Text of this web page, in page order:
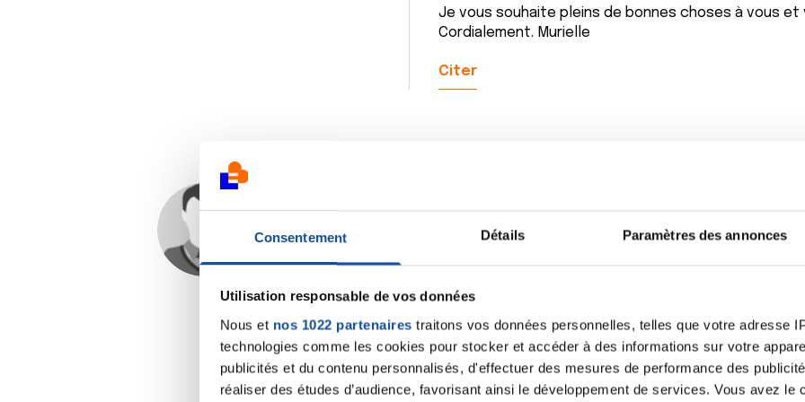
Consentement Détails Paramètres des annonces
Utilisation responsable de vos données
Nous et nos 1022 partenaires traitons vos données personnelles, telles que votre adresse
technologies comme les cookies pour stocker et accéder à des informations sur votre
publicités et du contenu personnalisés, d'effectuer des mesures de performance des
réaliser des études d’audience, favorisant ainsi le développement de services. Vous avez le
Je vous souhaite pleins de bonnes choses à vous
Cordialement. Murielle
Citer
25/01/2015 - 22:31
J'ai déjà laissé un commentaire sur un autre forum
J'ai 44 ans et j'ai eu l'ablation du mamelon et aréole
canalaire infiltrant. A la consultation post-opératoire,
les résultats anatomo-pathologiques n'étaient pas
y avait de bonne chance pour que je n'ai pas de
proposé une mastectomie avec reconstruction dans
j'ai accepté car je ne me voyais absolument pas me
plate'' d'un seul côté. Par contre, le travail